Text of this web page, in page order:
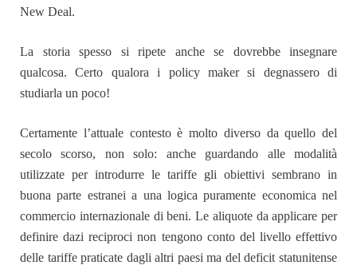
New Deal.
La storia spesso si ripete anche se dovrebbe insegnare
qualcosa. Certo qualora i policy maker si degnassero di
studiarla un poco!
Certamente l’attuale contesto è molto diverso da quello del
secolo scorso, non solo: anche guardando alle modalità
utilizzate per introdurre le tariffe gli obiettivi sembrano in
buona parte estranei a una logica puramente economica nel
commercio internazionale di beni. Le aliquote da applicare per
definire dazi reciproci non tengono conto del livello effettivo
delle tariffe praticate dagli altri paesi ma del deficit statunitense